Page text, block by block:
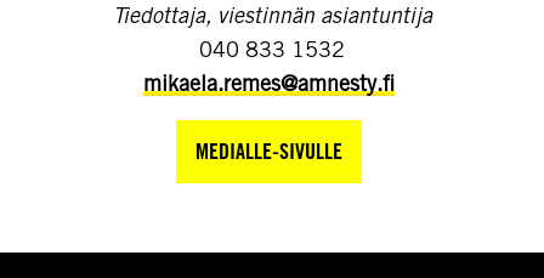
Tiedottaja, viestinnän asiantuntija
040 833 1532
mikaela.remes@amnesty.fi
MEDIALLE-SIVULLE